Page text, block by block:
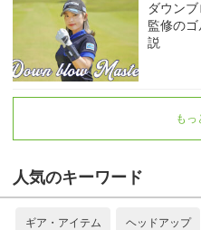
ダウン
監修の
説
もっ
人気のキーワード
ギア・アイテム ヘッドアップ